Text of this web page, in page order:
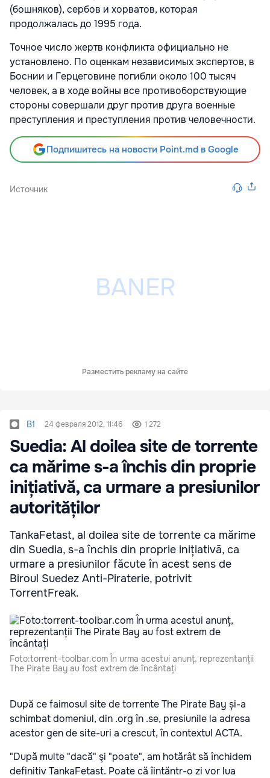
(бошняков), сербов и хорватов, которая
продолжалась до 1995 года.
Точное число жертв конфликта официально не
установлено. По оценкам независимых экспертов, в
Боснии и Герцеговине погибли около 100 тысяч
человек, а в ходе войны все противоборствующие
стороны совершали друг против друга военные
преступления и преступления против человечности.
Подпишитесь на новости Point.md в Google
Источник
Разместить рекламу на сайте
B1 24 февраля 2012, 11:46 1 272
Suedia: Al doilea site de torrente
ca mărime s-a închis din proprie
inițiativă, ca urmare a presiunilor
autorităților
TankaFetast, al doilea site de torrente ca mărime
din Suedia, s-a închis din proprie inițiativă, ca
urmare a presiunilor făcute în acest sens de
Biroul Suedez Anti-Piraterie, potrivit
TorrentFreak.
Foto:torrent-toolbar.com În urma acestui anunț, reprezentanții
The Pirate Bay au fost extrem de încântați
După ce faimosul site de torrente The Pirate Bay și-a
schimbat domeniul, din .org în .se, presiunile la adresa
acestor gen de site-uri a crescut, în contextul ACTA.
"După multe "dacă" şi "poate", am hotărât să închidem
definitiv TankaFetast. Poate că îintăntr-o zi vor lua